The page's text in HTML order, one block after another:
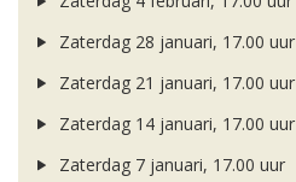
Zaterdag 28 januari, 17.00 uur
Zaterdag 21 januari, 17.00 uur
Zaterdag 14 januari, 17.00 uur
Zaterdag 7 januari, 17.00 uur